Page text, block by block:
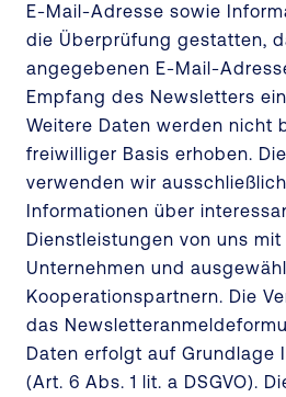
E-Mail-Adresse sowie
die Überprüfung gestatten,
angegebenen E-Mail-
Empfang des Newsletters
Weitere Daten werden nicht
freiwilliger Basis erhoben.
verwenden wir
Informationen über
Dienstleistungen von uns
Unternehmen und
Kooperationspartnern. Die
das
Daten erfolgt auf Grundlage
(Art. 6 Abs. 1 lit. a DSGVO).